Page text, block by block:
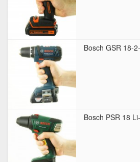
Bosch GSR 18-
Bosch PSR 18